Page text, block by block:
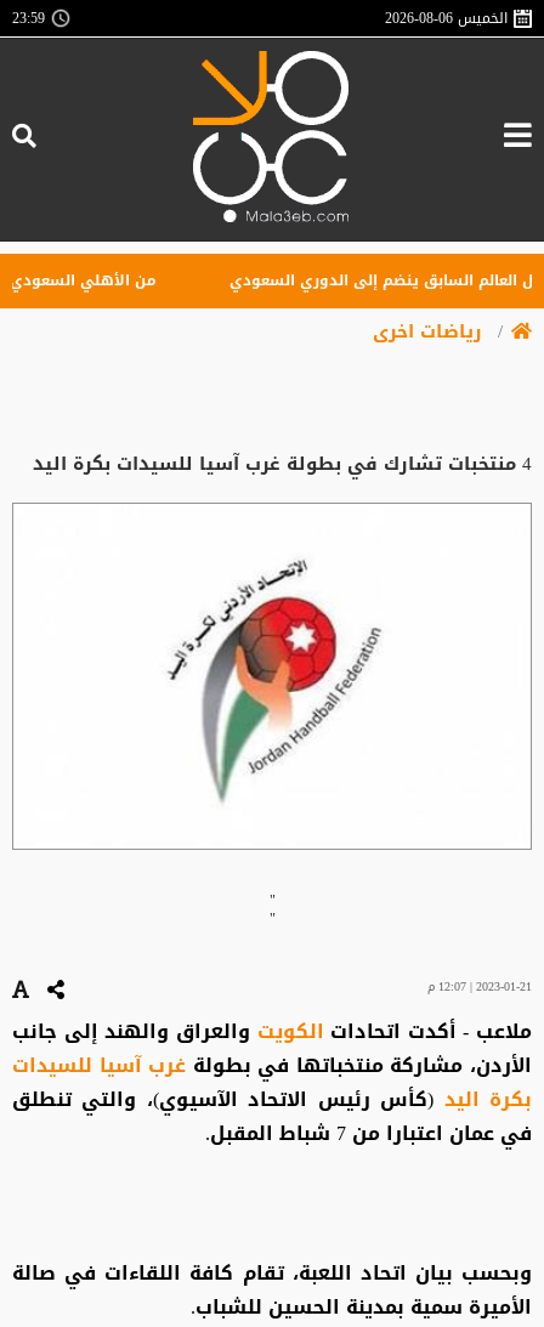
الخميس2026-08-06
23:59
السابق ينضم إلى الدوري السعودي من الأهلي السعودي
رياضات اخرى
4 منتخبات تشارك في بطولة غرب آسيا للسيدات بكرة اليد
"
"
2023-01-21 | 12:07 م
ملاعب - أكدت اتحادات الكويت والعراق والهند إلى جانب
الأردن، مشاركة منتخباتها في بطولة غرب آسيا للسيدات
بكرة اليد (كأس رئيس الاتحاد الآسيوي)، والتي تنطلق
في عمان اعتبارا من 7 شباط المقبل.
وبحسب بيان اتحاد اللعبة، تقام كافة اللقاءات في صالة
الأميرة سمية بمدينة الحسين للشباب.